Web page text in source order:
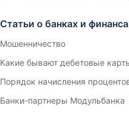
Статьи о банках и
Мошенничество
Какие бывают дебетовые
Порядок начисления
Банки-партнеры Модульбанка